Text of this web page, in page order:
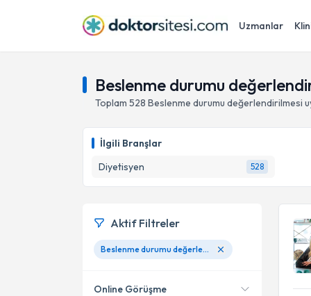
Uzmanlar
Beslenme durumu
Toplam 528 Beslenme durumu değerlendirilmesi
İlgili Branşlar
Diyetisyen
528
Aktif Filtreler
Beslenme durumu değerlendirilmesi
Online Görüşme